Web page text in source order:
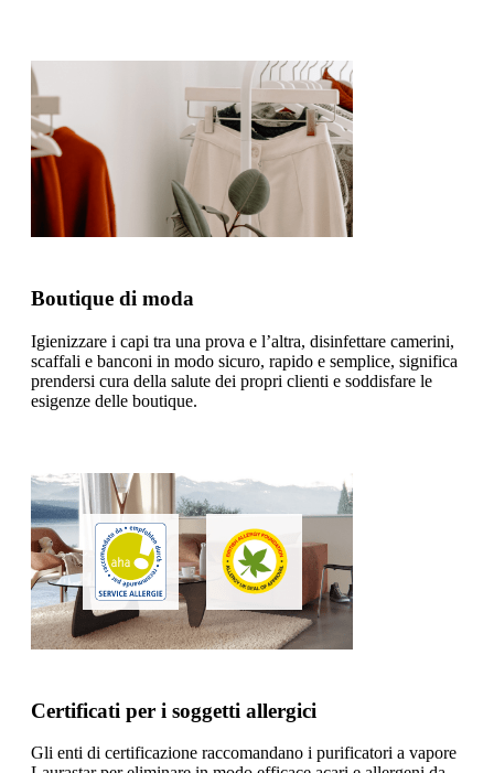
Boutique di moda
Igienizzare i capi tra una prova e l’altra, disinfettare camerini,
scaffali e banconi in modo sicuro, rapido e semplice, significa
prendersi cura della salute dei propri clienti e soddisfare le
esigenze delle boutique.
Certificati per i soggetti allergici
Gli enti di certificazione raccomandano i purificatori a vapore